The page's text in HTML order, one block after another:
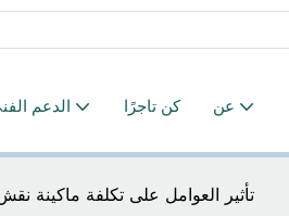
الدعم كن تاجرًا عن
تأثير العوامل على تكلفة ماكينة نقش